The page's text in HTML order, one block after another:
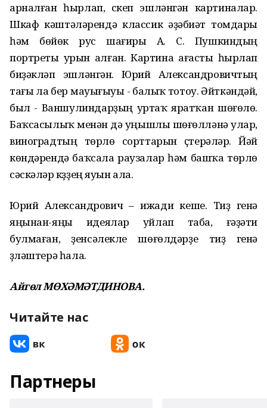
арналған һырлап, сүкеп эшләнгән картиналар.
Шкаф кәштәләрендә классик әҙәбиәт томдары
һәм бөйөк рус шағиры А. С. Пушкиндың
портреты урын алған. Картина ағасты һырлап
биҙәкләп эшләнгән. Юрий Александровичтың
тағы ла бер мауығыуы - балыҡ тотоу. Әйткәндәй,
был - Ваншулиндарҙың уртаҡ яратҡан шөғөлө.
Баҡсасылыҡ менән дә уңышлы шөғөлләнә улар,
виноградтың төрлө сорттарын үҫтерәләр. Йәй
көндәрендә баҡсала раузалар һәм башҡа төрлө
сәскәләр күҙҙең яуын ала.
Юрий Александрович – ижади кеше. Тиҙ генә
яңынан-яңы идеялар уйлап таба, ғәҙәти
булмаған, үҙенсәлекле шөғөлдәрҙе тиҙ генә
үҙләштерә һала.
Айгөл МӨХӘМӘТДИНОВА.
Читайте нас
Партнеры